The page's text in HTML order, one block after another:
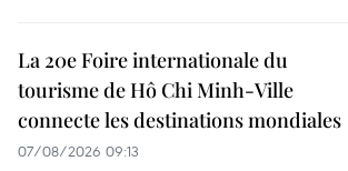
La 20e Foire internationale du
tourisme de Hô Chi Minh-Ville
connecte les destinations mondiales
07/08/2026 09:13